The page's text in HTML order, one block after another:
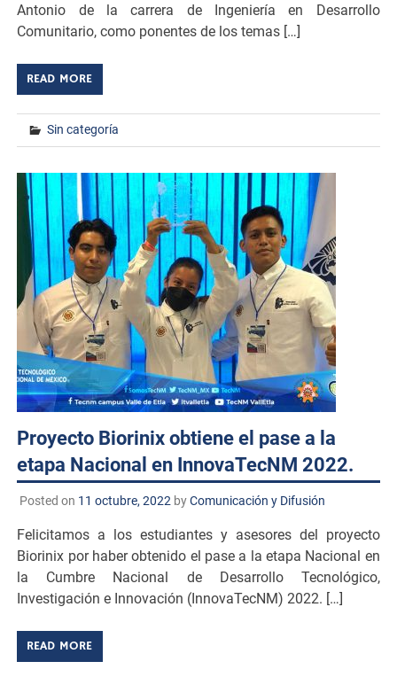
Antonio de la carrera de Ingeniería en Desarrollo
Comunitario, como ponentes de los temas […]
READ MORE
Sin categoría
Proyecto Biorinix obtiene el pase a la
etapa Nacional en InnovaTecNM 2022.
Posted on 11 octubre, 2022 byComunicación y Difusión
Felicitamos a los estudiantes y asesores del proyecto
Biorinix por haber obtenido el pase a la etapa Nacional en
la Cumbre Nacional de Desarrollo Tecnológico,
Investigación e Innovación (InnovaTecNM) 2022. […]
READ MORE